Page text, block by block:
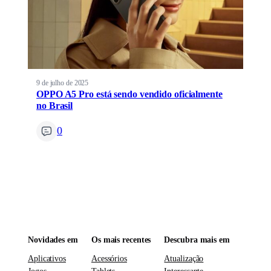
9 de julho de 2025
OPPO A5 Pro está sendo vendido oficialmente
no Brasil
0
Novidades em
Aplicativos
Os mais recentes
Acessórios
Descubra mais em
Atualização